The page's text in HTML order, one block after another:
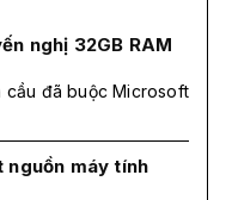
nghị 32GB RAM
cầu đã buộc Microsoft
nguồn máy tính